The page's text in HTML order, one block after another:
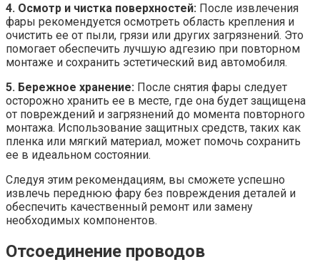
4. Осмотр и чистка поверхностей: После извлечения
фары рекомендуется осмотреть область крепления и
очистить ее от пыли, грязи или других загрязнений. Это
помогает обеспечить лучшую адгезию при повторном
монтаже и сохранить эстетический вид автомобиля.
5. Бережное хранение: После снятия фары следует
осторожно хранить ее в месте, где она будет защищена
от повреждений и загрязнений до момента повторного
монтажа. Использование защитных средств, таких как
пленка или мягкий материал, может помочь сохранить
ее в идеальном состоянии.
Следуя этим рекомендациям, вы сможете успешно
извлечь переднюю фару без повреждения деталей и
обеспечить качественный ремонт или замену
необходимых компонентов.
Отсоединение проводов